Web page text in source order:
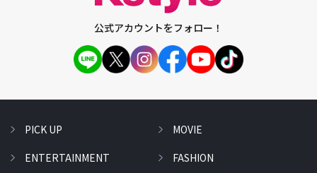
公式アカウントをフォロー！
PICK UP
ENTERTAINMENT
MOVIE
FASHION